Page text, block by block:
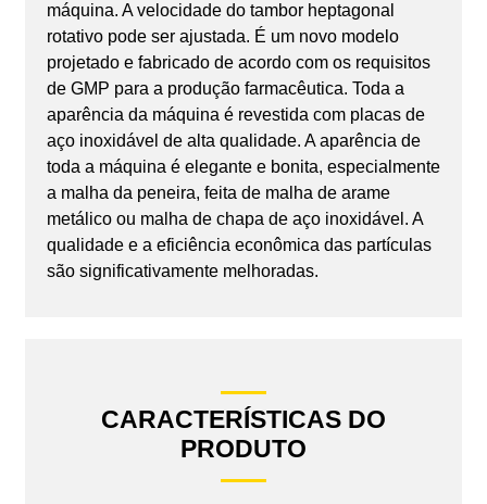
máquina. A velocidade do tambor heptagonal
rotativo pode ser ajustada. É um novo modelo
projetado e fabricado de acordo com os requisitos
de GMP para a produção farmacêutica. Toda a
aparência da máquina é revestida com placas de
aço inoxidável de alta qualidade. A aparência de
toda a máquina é elegante e bonita, especialmente
a malha da peneira, feita de malha de arame
metálico ou malha de chapa de aço inoxidável. A
qualidade e a eficiência econômica das partículas
são significativamente melhoradas.
CARACTERÍSTICAS DO
PRODUTO